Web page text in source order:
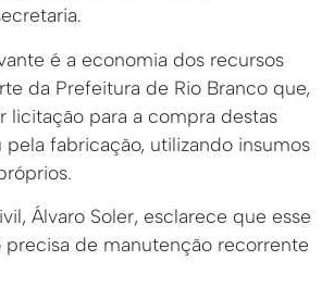
é a economia dos recursos
da Prefeitura de Rio Branco que,
licitação para a compra destas
fabricação, utilizando insumos
Álvaro Soler, esclarece que esse
de manutenção recorrente